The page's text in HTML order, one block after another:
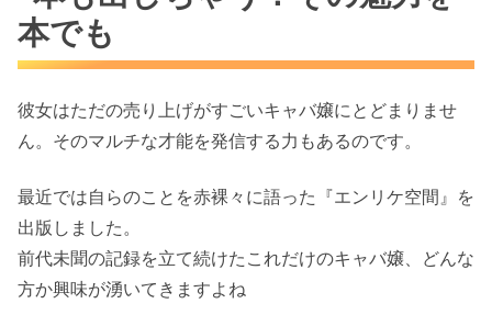
本でも
彼女はただの売り上げがすごいキャバ嬢にとどまりませ
ん。そのマルチな才能を発信する力もあるのです。
最近では自らのことを赤裸々に語った『エンリケ空間』を
出版しました。
前代未聞の記録を立て続けたこれだけのキャバ嬢、どんな
方か興味が湧いてきますよね